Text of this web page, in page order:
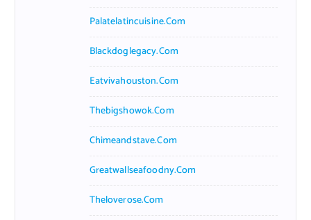
Palatelatincuisine.com
Blackdoglegacy.com
Eatvivahouston.com
Thebigshowok.com
Chimeandstave.com
Greatwallseafoodny.com
Theloverose.com